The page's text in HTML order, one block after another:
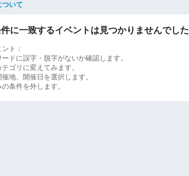
ついて
に一致するイベントは見つかりませんでした
ト：
ードに誤字・脱字がないか確認します。
テゴリに変えてみます。
催地、開催日を選択します。
の条件を外します。